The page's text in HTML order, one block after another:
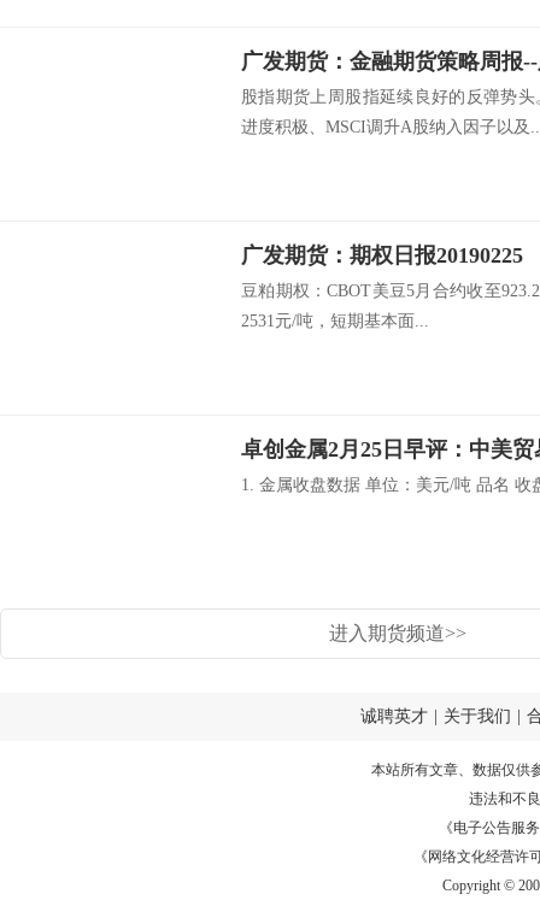
股指期货上周股指延续良好的反弹势
进度积极、MSCI调升A股纳入因子以及
广发期货：期权日报20190225
豆粕期权：CBOT美豆5月合约收至
2531元/吨，短期基本面...
1. 金属收盘数据 单位：美元/吨 品名 收
进入期货频道>>
诚聘英才 关于我们
本站所有文章、数据仅供
违法和不
《电子公告服务
《网络文化经营许
Copyright ©